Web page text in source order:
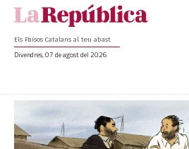
Els Països Catalans al teu abast
Divendres, 07 de agost del 2026